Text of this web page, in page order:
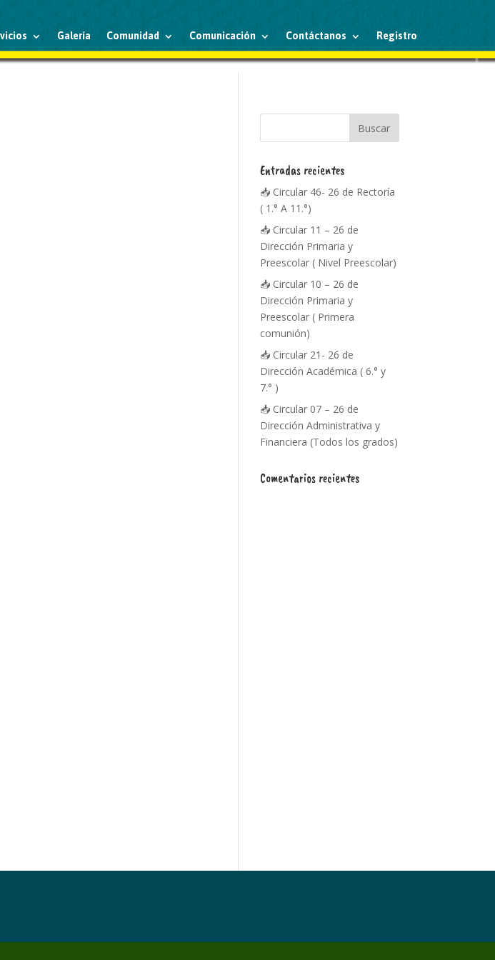
Galería Comunidad Comunicación Contáctanos Registro
Entradas recientes
📥 Circular 46- 26 de Rectoría
( 1.° A 11.°)
📥 Circular 11 – 26 de
Dirección Primaria y
Preescolar ( Nivel Preescolar)
📥 Circular 10 – 26 de
Dirección Primaria y
Preescolar ( Primera
comunión)
📥 Circular 21- 26 de
Dirección Académica ( 6.° y
7.° )
📥 Circular 07 – 26 de
Dirección Administrativa y
Financiera (Todos los grados)
Comentarios recientes